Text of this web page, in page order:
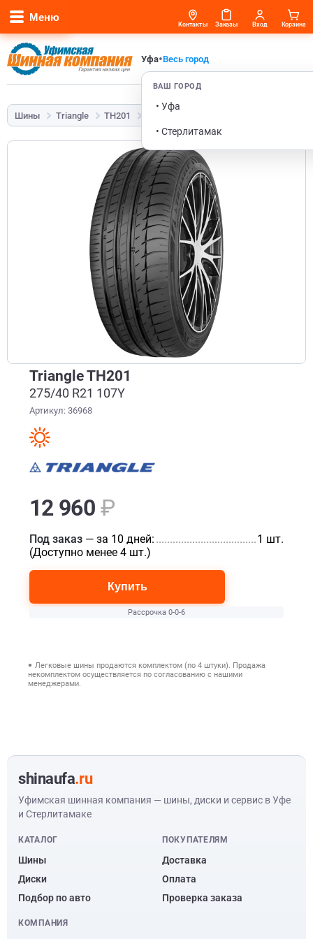
Меню
Уфа•Весь город
ВАШ ГОРОД
• Уфа
• Стерлитамак
Контакты Заказы Вход Корзина
Шины Triangle TH201
Triangle TH201
275/40 R21 107Y
Артикул: 36968
12 960 ₽
Под заказ — за 10 дней:
1 шт.
(Доступно менее 4 шт.)
Купить
Рассрочка 0-0-6
Легковые шины продаются комплектом (по 4 штуки). Продажа
некомплектом осуществляется по согласованию с нашими
менеджерами.
shinaufa.ru
Уфимская шинная компания — шины, диски и сервис в Уфе
и Стерлитамаке
КАТАЛОГ
Шины
Диски
Подбор по авто
ПОКУПАТЕЛЯМ
Доставка
Оплата
Проверка заказа
КОМПАНИЯ